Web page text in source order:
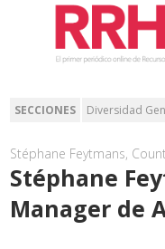
SECCIONES Diversidad
Stéphane Feytmans,
Stéphane
Manager de